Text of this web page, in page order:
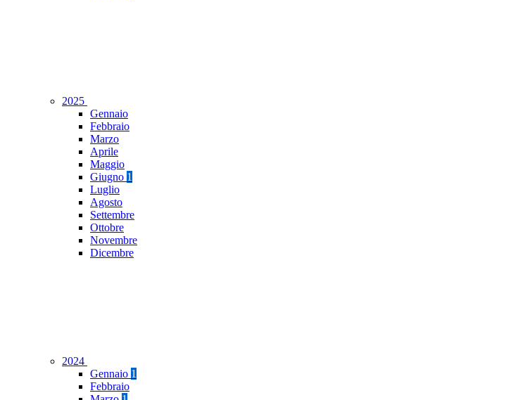
2025
Gennaio
Febbraio
Marzo
Aprile
Maggio
Giugno 1
Luglio
Agosto
Settembre
Ottobre
Novembre
Dicembre
2024
Gennaio 1
Febbraio